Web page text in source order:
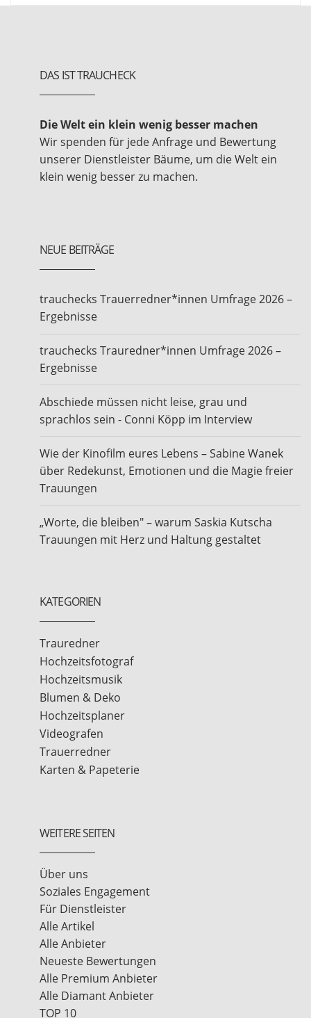
DAS IST TRAUCHECK
Die Welt ein klein wenig besser machen
Wir spenden für jede Anfrage und Bewertung
unserer Dienstleister Bäume, um die Welt ein
klein wenig besser zu machen.
NEUE BEITRÄGE
trauchecks Trauerredner*innen Umfrage 2026 –
Ergebnisse
trauchecks Trauredner*innen Umfrage 2026 –
Ergebnisse
Abschiede müssen nicht leise, grau und
sprachlos sein - Conni Köpp im Interview
Wie der Kinofilm eures Lebens – Sabine Wanek
über Redekunst, Emotionen und die Magie freier
Trauungen
„Worte, die bleiben" – warum Saskia Kutscha
Trauungen mit Herz und Haltung gestaltet
KATEGORIEN
Trauredner
Hochzeitsfotograf
Hochzeitsmusik
Blumen & Deko
Hochzeitsplaner
Videografen
Trauerredner
Karten & Papeterie
WEITERE SEITEN
Über uns
Soziales Engagement
Für Dienstleister
Alle Artikel
Alle Anbieter
Neueste Bewertungen
Alle Premium Anbieter
Alle Diamant Anbieter
TOP 10